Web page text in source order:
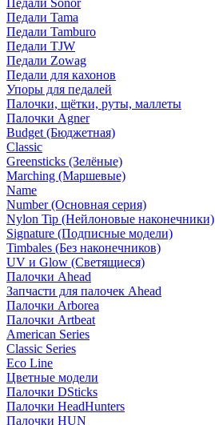
Педали Sonor
Педали Tama
Педали Tamburo
Педали TJW
Педали Zowag
Педали для кахонов
Упоры для педалей
Палочки, щётки, руты, маллеты
Палочки Agner
Budget (Бюджетная)
Classic
Greensticks (Зелёные)
Marching (Маршевые)
Name
Number (Основная серия)
Nylon Tip (Нейлоновые наконечники)
Signature (Подписные модели)
Timbales (Без наконечников)
UV и Glow (Светящиеся)
Палочки Ahead
Запчасти для палочек Ahead
Палочки Arborea
Палочки Artbeat
American Series
Classic Series
Eco Line
Цветные модели
Палочки DSticks
Палочки HeadHunters
Палочки HUN